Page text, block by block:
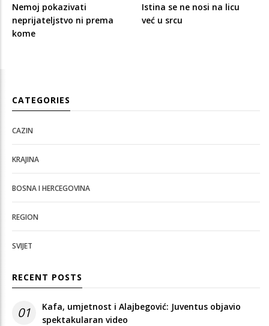
Nemoj pokazivati
neprijateljstvo ni prema
kome
Istina se ne nosi na licu
već u srcu
CATEGORIES
CAZIN
KRAJINA
BOSNA I HERCEGOVINA
REGION
SVIJET
RECENT POSTS
01
Kafa, umjetnost i Alajbegović: Juventus objavio
spektakularan video